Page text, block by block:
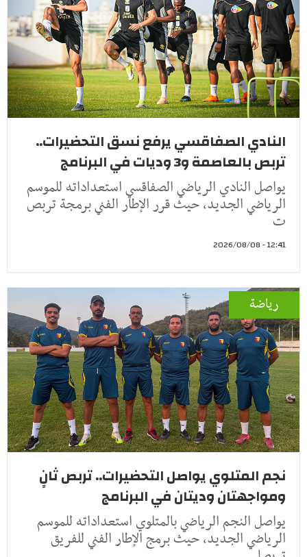
النادي الصفاقسي يرفع نسق التحضيرات..
تربص بالعاصمة و3 وديات في البرنامج
يواصل النادي الرياضي الصفاقسي استعداداته للموسم
الرياضي الجديد، حيث قرر الإطار الفني برمجة تربص
ت
12:41 - 2026/08/08
رياضة
نجم المتلوي يواصل التحضيرات.. تربص ثانٍ
ومواجهتان وديتان في البرنامج
يواصل النجم الرياضي بالمتلوي استعداداته للموسم
الرياضي الجديد، حيث برمج الإطار الفني للفريق